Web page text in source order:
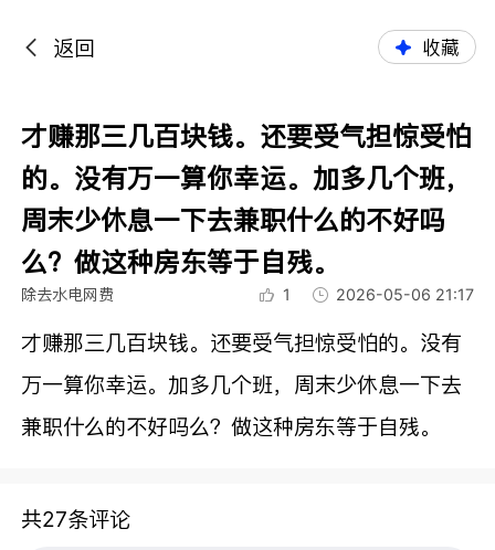
返回 收藏
才赚那三几百块钱。还要受气担惊受怕
的。没有万一算你幸运。加多几个班，
周末少休息一下去兼职什么的不好吗
么？做这种房东等于自残。
除去水电网费 1 2026-05-06 21:17
才赚那三几百块钱。还要受气担惊受怕的。没有
万一算你幸运。加多几个班，周末少休息一下去
兼职什么的不好吗么？做这种房东等于自残。
共27条评论